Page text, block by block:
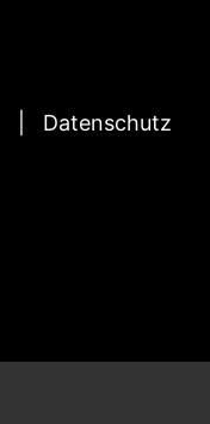
Datenschutz